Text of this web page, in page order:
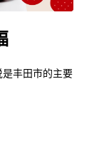
是丰田市的主要